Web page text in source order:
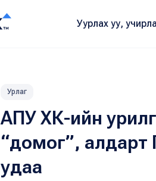
Уурлах уу,
Урлаг
АПУ ХК-ийн
“домог”,
удаа